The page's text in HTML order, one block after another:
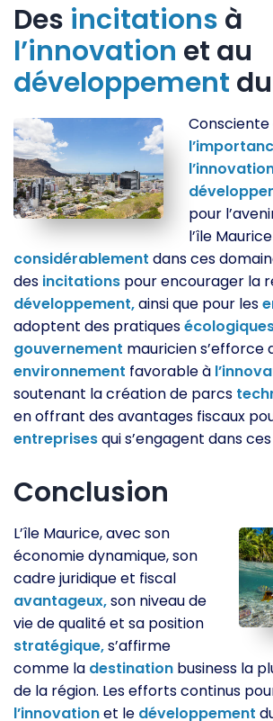
Des incitations à
l’innovation et au
développement
Consciente
pour
l’île
considérablement dans ces
des incitations pour encourager la
développement,ainsi que pour les
adoptent des pratiques
gouvernement mauricien s’efforce
environnement favorable à
soutenant la création de parcs
en offrant des avantages fiscaux
entreprisesqui s’engagent dans
Conclusion
L’île Maurice, avec son
économie dynamique, son
cadre juridique et fiscal
avantageux,son niveau de
vie de qualité et sa position
stratégique,s’affirme
comme la destination business la
de la région. Les efforts continus
l’innovationet le développement